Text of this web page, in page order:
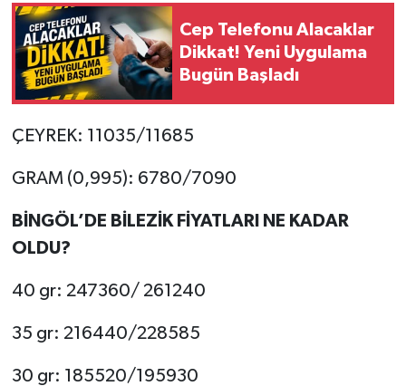
Cep Telefonu Alacaklar
Dikkat! Yeni Uygulama
Bugün Başladı
ÇEYREK: 11035/11685
GRAM (0,995): 6780/7090
BİNGÖL’DE BİLEZİK FİYATLARI NE KADAR
OLDU?
40 gr: 247360/ 261240
35 gr: 216440/228585
30 gr: 185520/195930